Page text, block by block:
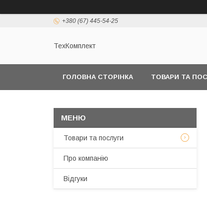
+380 (67) 445-54-25
ТехКомплект
ГОЛОВНА СТОРІНКА ТОВАРИ ТА
Товари та послуги
Про компанію
Відгуки